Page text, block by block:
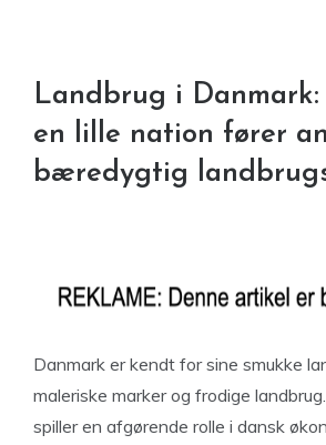
Landbrug i
en lille nation fører
bæredygtig
Danmark er kendt for sine smukke
maleriske marker og frodige
spiller en afgørende rolle i dansk